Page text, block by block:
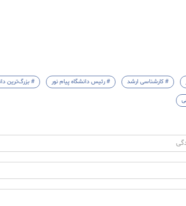
# کارشناسی ارشد # رئیس دانشگاه پیام نور # بزرگ‌ترین